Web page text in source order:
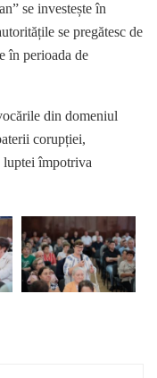
se investește în
se pregătesc de
în perioada de
din domeniul
corupției,
luptei împotriva